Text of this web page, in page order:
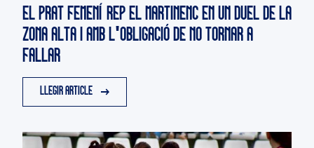
EL PRAT FEMENÍ REP EL MARTINENC EN UN DUEL DE LA
ZONA ALTA I AMB L'OBLIGACIÓ DE NO TORNAR A
FALLAR
LLEGIR ARTICLE